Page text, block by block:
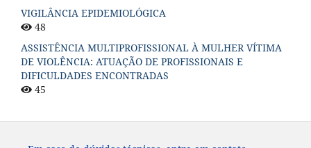
VIGILÂNCIA EPIDEMIOLÓGICA
48
ASSISTÊNCIA MULTIPROFISSIONAL À MULHER VÍTIMA
DE VIOLÊNCIA: ATUAÇÃO DE PROFISSIONAIS E
DIFICULDADES ENCONTRADAS
45